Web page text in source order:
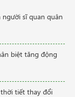
sĩ quan quân
biệt tăng động
tiết thay đổi